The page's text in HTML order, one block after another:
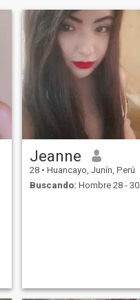
Jeanne
28 • Huancayo, Junín, Perú
Buscando: Hombre 28 - 30